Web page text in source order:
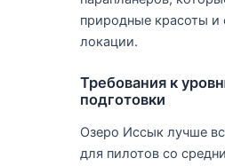
природные красоты и
локации.
Требования к
подготовки
Озеро Иссык лучше
для пилотов со